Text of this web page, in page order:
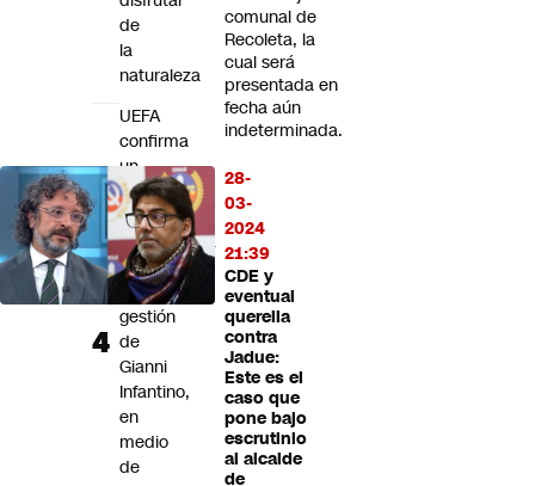
comunal de
Recoleta, la
cual será
presentada en
fecha aún
indeterminada.
28-
03-
2024
21:39
CDE y
eventual
querella
contra
Jadue:
Este es el
caso que
pone bajo
escrutinio
al alcalde
de
de
la
naturaleza
UEFA
confirma
un
pago
a
exempleada
durante
la
gestión
de
Gianni
Infantino,
en
medio
de